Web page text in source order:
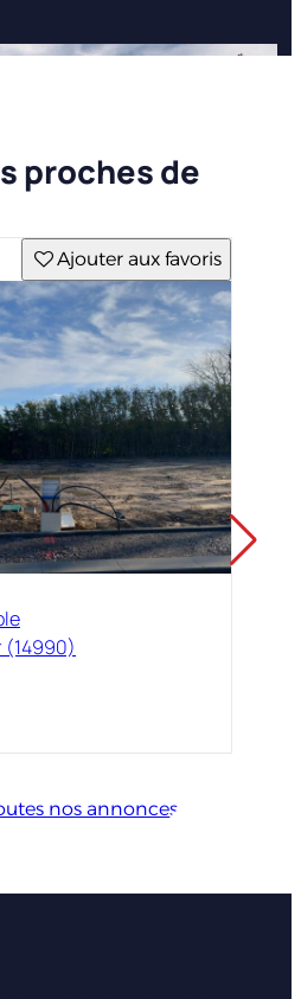
proches de
Ajouter aux favoris
(14990)
nos annonces